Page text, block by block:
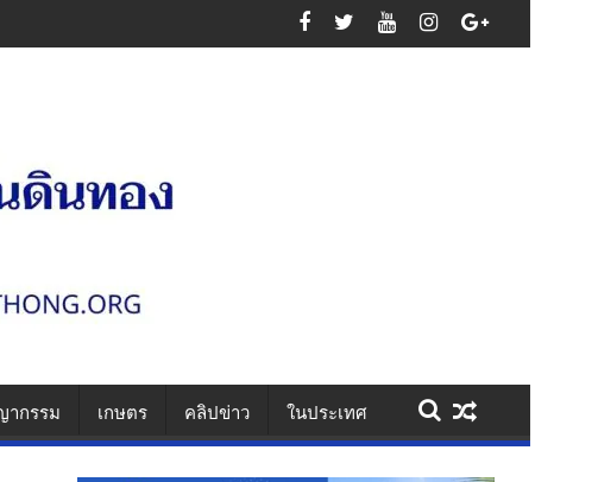
นซ้ำรอยความสูญเสียหมู่
ากรรม เกษตร คลิปข่าว ในประเทศ